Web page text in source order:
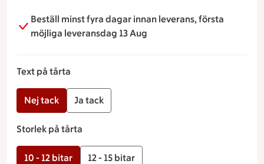
Beställ minst fyra dagar innan leverans, första
möjliga leveransdag 13 Aug
Text på tårta
Nej tack Ja tack
Storlek på tårta
10 - 12 bitar 12 - 15 bitar